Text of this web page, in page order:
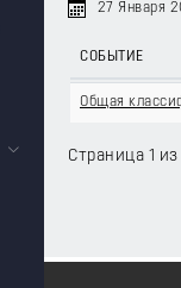
27 Января
СОБЫТИЕ
Общая
Страница 1 из